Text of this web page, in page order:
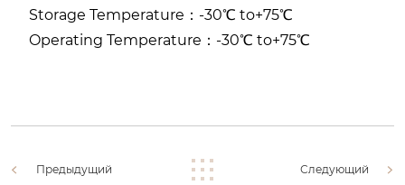
Storage Temperature：-30℃ to+75℃
Operating Temperature：-30℃ to+75℃
Предыдущий Следующий